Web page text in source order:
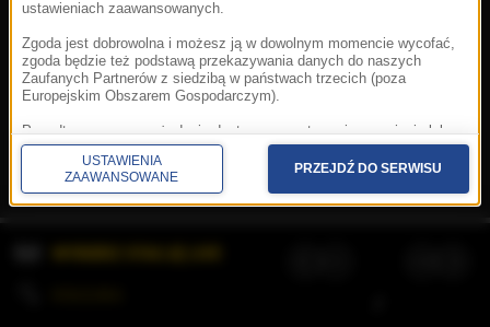
Korzystanie z portalu oznacza akceptację
Prywatność.Aplikacje.© 2026 Radio Muzyka
Fakty Grupa RMF sp. z o.o. sp. k.
ustawieniach zaawansowanych.
Zgoda jest dobrowolna i możesz ją w dowolnym momencie wycofać,
zgoda będzie też podstawą przekazywania danych do naszych
Zaufanych Partnerów z siedzibą w państwach trzecich (poza
Europejskim Obszarem Gospodarczym).
Ponadto masz prawo żądania dostępu, sprostowania, usunięcia lub
ograniczenia przetwarzania danych, a także złożenia skargi do
Prezesa Urzędu Ochrony Danych Osobowych. W polityce prywatności
znajdziesz informacje jak wykonać swoje prawa. Szczegółowe
informacje na temat przetwarzania Twoich danych znajdują się w
USTAWIENIA
ZAAWANSOWANE
PRZEJDŹ DO SERWISU